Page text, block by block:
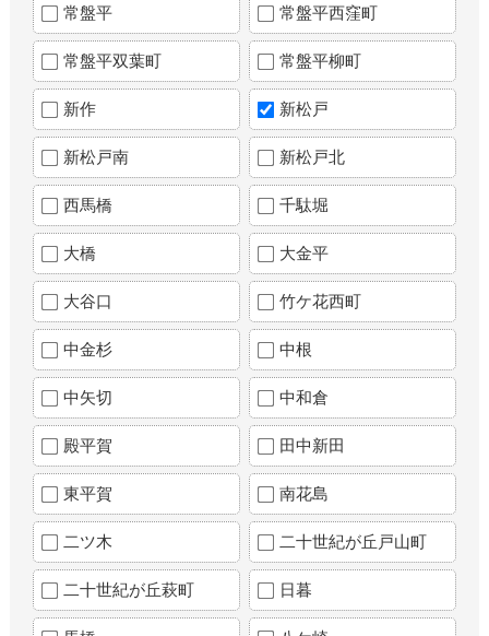
常盤平 常盤平西窪町
常盤平双葉町 常盤平柳町
新作 新松戸
新松戸南 新松戸北
西馬橋 千駄堀
大橋 大金平
大谷口 竹ケ花西町
中金杉 中根
中矢切 中和倉
殿平賀 田中新田
東平賀 南花島
二ツ木 二十世紀が丘戸山町
二十世紀が丘萩町 日暮